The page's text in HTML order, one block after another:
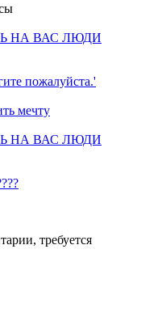
НА ВАС ЛЮДИ
пожалуйста.'
мечту
НА ВАС ЛЮДИ
требуется